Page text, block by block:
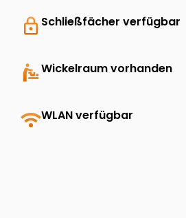
lock Schließfächer verfügbar
baby_changing_stationWickelraum vorhanden
wifiWLAN verfügbar